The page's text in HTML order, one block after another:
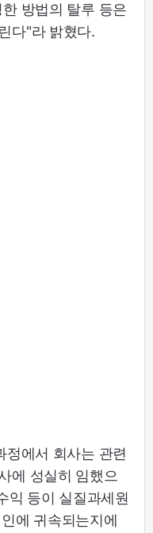
방법의 탈루 등은
다"라 밝혔다.
정에서 회사는 관련
에 성실히 임했으
익 등이 실질과세원
에 귀속되는지에